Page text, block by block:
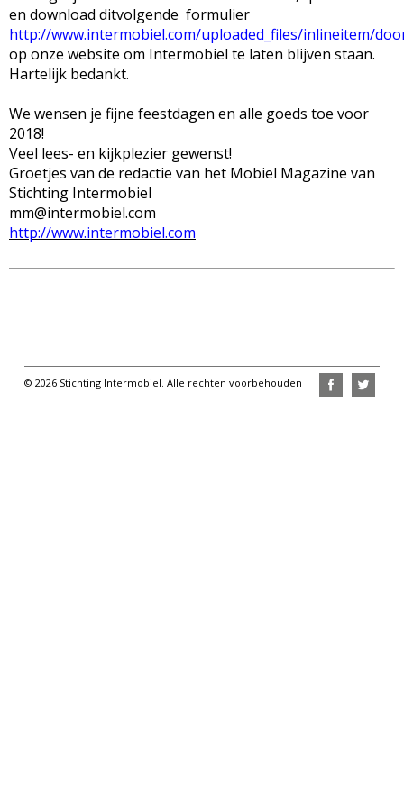
en download ditvolgende formulier
http://www.intermobiel.com/uploaded_files/inlineitem/
op onze website om Intermobiel te laten blijven staan.
Hartelijk bedankt.
We wensen je fijne feestdagen en alle goeds toe voor
2018!
Veel lees- en kijkplezier gewenst!
Groetjes van de redactie van het Mobiel Magazine van
Stichting Intermobiel
mm@intermobiel.com
http://www.intermobiel.com
© 2026 Stichting Intermobiel. Alle rechten voorbehouden